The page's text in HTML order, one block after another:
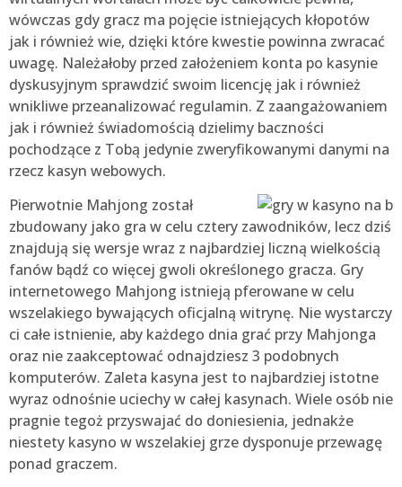
wówczas gdy gracz ma pojęcie istniejących kłopotów
jak i również wie, dzięki które kwestie powinna zwracać
uwagę. Należałoby przed założeniem konta po kasynie
dyskusyjnym sprawdzić swoim licencję jak i również
wnikliwe przeanalizować regulamin. Z zaangażowaniem
jak i również świadomością dzielimy baczności
pochodzące z Tobą jedynie zweryfikowanymi danymi na
rzecz kasyn webowych.
Pierwotnie Mahjong został
zbudowany jako gra w celu cztery zawodników, lecz dziś
znajdują się wersje wraz z najbardziej liczną wielkością
fanów bądź co więcej gwoli określonego gracza. Gry
internetowego Mahjong istnieją pferowane w celu
wszelakiego bywających oficjalną witrynę. Nie wystarczy
ci całe istnienie, aby każdego dnia grać przy Mahjonga
oraz nie zaakceptować odnajdziesz 3 podobnych
komputerów. Zaleta kasyna jest to najbardziej istotne
wyraz odnośnie uciechy w całej kasynach. Wiele osób nie
pragnie tegoż przyswajać do doniesienia, jednakże
niestety kasyno w wszelakiej grze dysponuje przewagę
ponad graczem.